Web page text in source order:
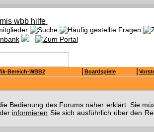
Bereich-WBB2 Boardspiele
Bedienung des Forums näher erklärt. Sie
informieren Sie sich ausführlich über den